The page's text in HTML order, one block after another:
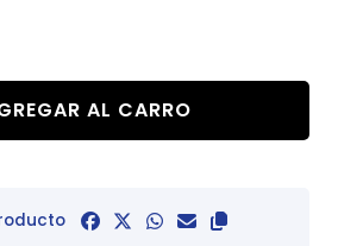
AL CARRO